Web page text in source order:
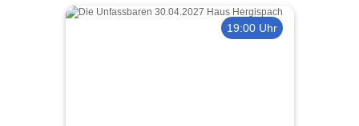
19:00 Uhr